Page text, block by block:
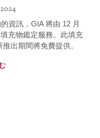
資訊，GIA 將由 12 月
充物鑑定服務。此填充
出期間將免費提供。